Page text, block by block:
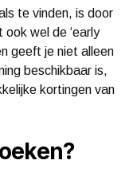
te vinden, is door
wel de ‘early
geeft je niet alleen
beschikbaar is,
kortingen van